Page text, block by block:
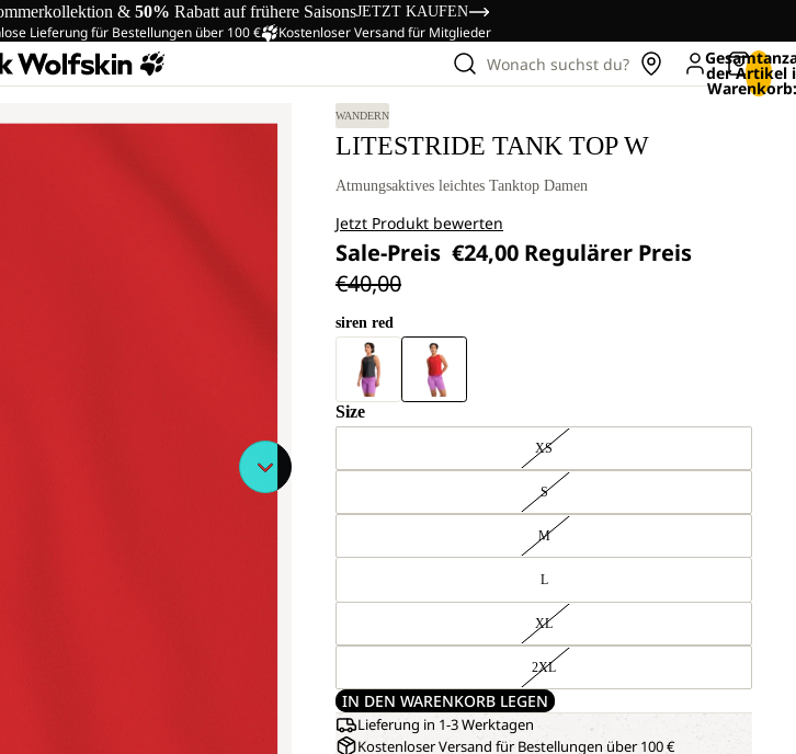
& 50% Rabatt auf frühere SaisonsJETZT KAUFEN
Lieferung für Bestellungen über 100 € Kostenloser Versand für Mitglieder
Wonach suchst du? der Artikel
WANDERN
LITESTRIDE TANK TOP W
Atmungsaktives leichtes Tanktop Damen
Jetzt Produkt bewerten
Sale-Preis €24,00 Regulärer Preis
€40,00
siren red
Size
XS
S
M
L
XL
2XL
IN DEN WARENKORB LEGEN
Lieferung in 1-3 Werktagen
Kostenloser Versand für Bestellungen über 100 €